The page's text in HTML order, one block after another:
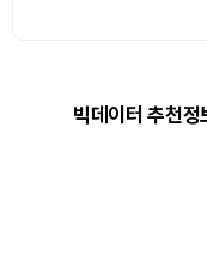
빅데이터 추천정